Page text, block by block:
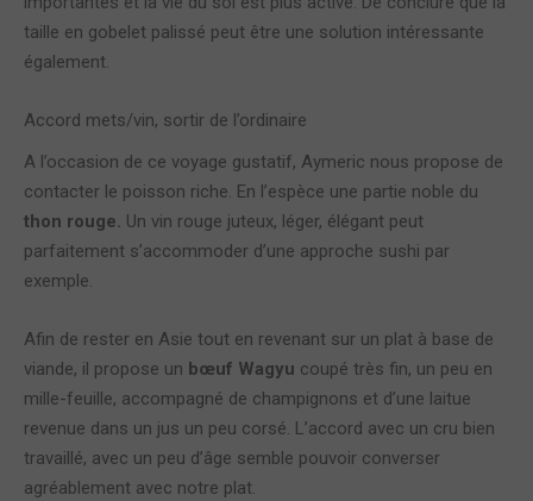
taille en gobelet palissé peut être une solution intéressante
également.
Accord mets/vin, sortir de l’ordinaire
A l’occasion de ce voyage gustatif, Aymeric nous propose de
contacter le poisson riche. En l’espèce une partie noble du
thon rouge. Un vin rouge juteux, léger, élégant peut
parfaitement s’accommoder d’une approche sushi par
exemple.
Afin de rester en Asie tout en revenant sur un plat à base de
viande, il propose un bœuf Wagyu coupé très fin, un peu en
mille-feuille, accompagné de champignons et d’une laitue
revenue dans un jus un peu corsé. L’accord avec un cru bien
travaillé, avec un peu d’âge semble pouvoir converser
agréablement avec notre plat.